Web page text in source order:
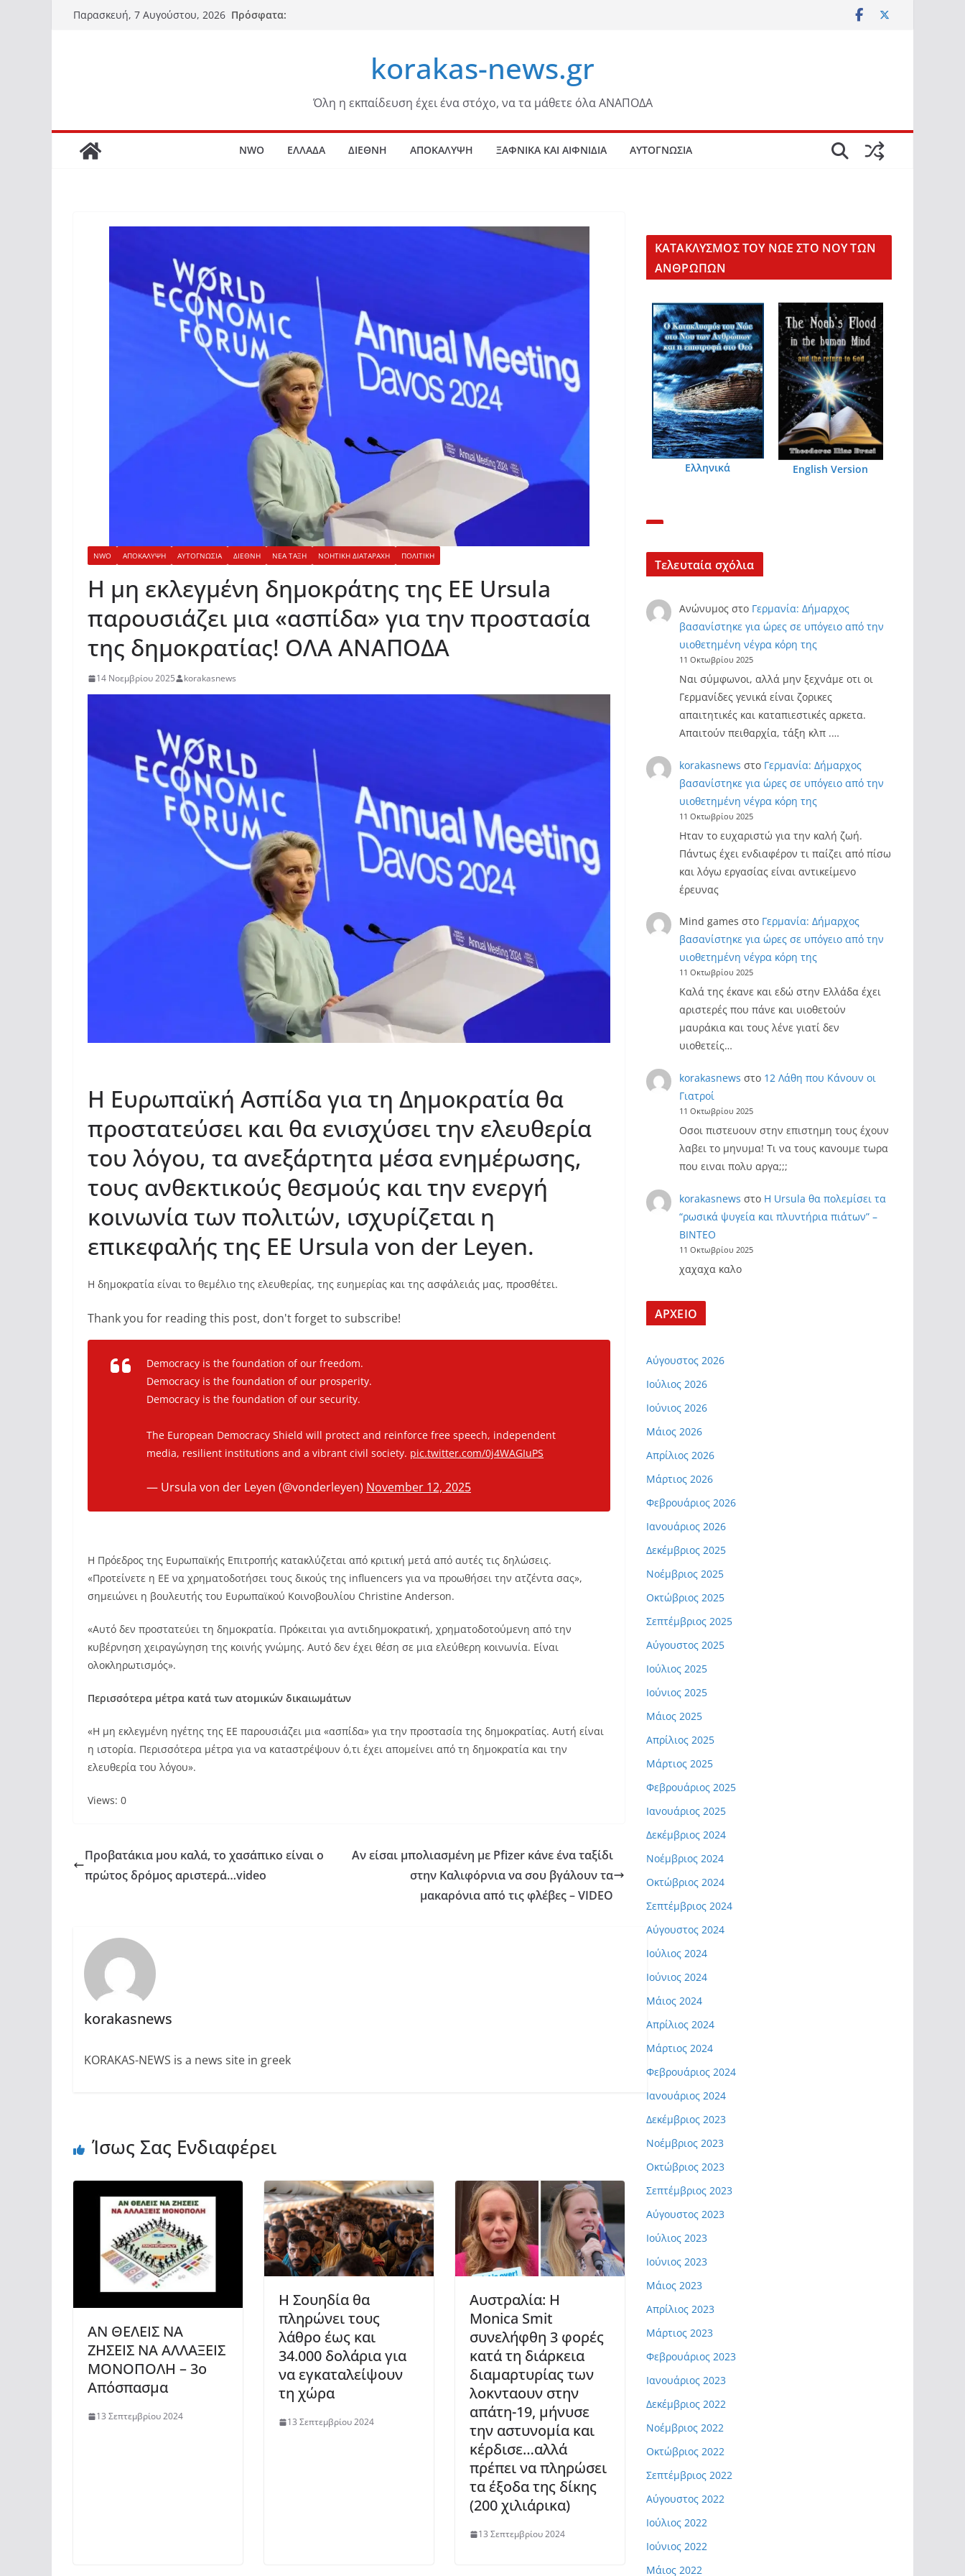
Μετάβαση
Παρασκευή, 7 Αυγούστου, 2026 Πρόσφατα:
korakas-news.gr
Όλη η εκπαίδευση έχει ένα στόχο, να τα μάθετε όλα ΑΝΑΠΟΔΑ
NWO ΕΛΛΑΔΑ ΔΙΕΘΝΗ ΑΠΟΚΑΛΥΨΗ ΞΑΦΝΙΚΑ ΚΑΙ ΑΙΦΝΙΔΙΑ ΑΥΤΟΓΝΩΣΙΑ
NWO ΑΠΟΚΑΛΥΨΗ ΑΥΤΟΓΝΩΣΙΑ ΔΙΕΘΝΗ ΝΕΑ ΤΑΞΗ ΝΟΗΤΙΚΗ ΔΙΑΤΑΡΑΧΗ ΠΟΛΙΤΙΚΗ
Η μη εκλεγμένη δημοκράτης της ΕΕ Ursula
παρουσιάζει μια «ασπίδα» για την προστασία
της δημοκρατίας! ΟΛΑ ΑΝΑΠΟΔΑ
14 Νοεμβρίου 2025 korakasnews
Η Ευρωπαϊκή Ασπίδα για τη Δημοκρατία θα
προστατεύσει και θα ενισχύσει την ελευθερία
του λόγου, τα ανεξάρτητα μέσα ενημέρωσης,
τους ανθεκτικούς θεσμούς και την ενεργή
κοινωνία των πολιτών, ισχυρίζεται η
επικεφαλής της ΕΕ Ursula von der Leyen.
Η δημοκρατία είναι το θεμέλιο της ελευθερίας, της ευημερίας και της ασφάλειάς μας, προσθέτει.
Thank you for reading this post, don't forget to subscribe!
Democracy is the foundation of our freedom.
Democracy is the foundation of our prosperity.
Democracy is the foundation of our security.
The European Democracy Shield will protect and reinforce free speech, independent
media, resilient institutions and a vibrant civil society. pic.twitter.com/0j4WAGIuPS
— Ursula von der Leyen (@vonderleyen) November 12, 2025
Η Πρόεδρος της Ευρωπαϊκής Επιτροπής κατακλύζεται από κριτική μετά από αυτές τις δηλώσεις.
«Προτείνετε η ΕΕ να χρηματοδοτήσει τους δικούς της influencers για να προωθήσει την ατζέντα σας»,
σημειώνει η βουλευτής του Ευρωπαϊκού Κοινοβουλίου Christine Anderson.
«Αυτό δεν προστατεύει τη δημοκρατία. Πρόκειται για αντιδημοκρατική, χρηματοδοτούμενη από την
κυβέρνηση χειραγώγηση της κοινής γνώμης. Αυτό δεν έχει θέση σε μια ελεύθερη κοινωνία. Είναι
ολοκληρωτισμός».
Περισσότερα μέτρα κατά των ατομικών δικαιωμάτων
«Η μη εκλεγμένη ηγέτης της ΕΕ παρουσιάζει μια «ασπίδα» για την προστασία της δημοκρατίας. Αυτή είναι
η ιστορία. Περισσότερα μέτρα για να καταστρέψουν ό,τι έχει απομείνει από τη δημοκρατία και την
ελευθερία του λόγου».
Views: 0
Προβατάκια μου καλά, το χασάπικο είναι ο
πρώτος δρόμος αριστερά…video
Αν είσαι μπολιασμένη με Pfizer κάνε ένα ταξίδι
στην Καλιφόρνια να σου βγάλουν τα
μακαρόνια από τις φλέβες – VIDEO
korakasnews
KORAKAS-NEWS is a news site in greek
Ίσως Σας Ενδιαφέρει
ΑΝ ΘΕΛΕΙΣ ΝΑ
ΖΗΣΕΙΣ ΝΑ ΑΛΛΑΞΕΙΣ
ΜΟΝΟΠΟΛΗ – 3ο
Απόσπασμα
13 Σεπτεμβρίου 2024
Η Σουηδία θα
πληρώνει τους
λάθρο έως και
34.000 δολάρια για
να εγκαταλείψουν
τη χώρα
13 Σεπτεμβρίου 2024
Αυστραλία: Η
Monica Smit
συνελήφθη 3 φορές
κατά τη διάρκεια
διαμαρτυρίας των
λοκνταουν στην
απάτη-19, μήνυσε
την αστυνομία και
κέρδισε…αλλά
πρέπει να πληρώσει
τα έξοδα της δίκης
(200 χιλιάρικα)
13 Σεπτεμβρίου 2024
KΑΤΑΚΛΥΣΜΟΣ ΤΟΥ ΝΩΕ ΣΤΟ ΝΟΥ ΤΩΝ
ΑΝΘΡΩΠΩΝ
Ελληνικά English Version
Τελευταία σχόλια
Ανώνυμοςστο Γερμανία: Δήμαρχος
βασανίστηκε για ώρες σε υπόγειο από την
υιοθετημένη νέγρα κόρη της
11 Οκτωβρίου 2025
Ναι σύμφωνοι, αλλά μην ξεχνάμε οτι οι
Γερμανίδες γενικά είναι ζορικες
απαιτητικές και καταπιεστικές αρκετα.
Απαιτούν πειθαρχία, τάξη κλπ .…
korakasnews στο Γερμανία: Δήμαρχος
βασανίστηκε για ώρες σε υπόγειο από την
υιοθετημένη νέγρα κόρη της
11 Οκτωβρίου 2025
Ηταν το ευχαριστώ για την καλή ζωή.
Πάντως έχει ενδιαφέρον τι παίζει από πίσω
και λόγω εργασίας είναι αντικείμενο
έρευνας
Mind games στο Γερμανία: Δήμαρχος
βασανίστηκε για ώρες σε υπόγειο από την
υιοθετημένη νέγρα κόρη της
11 Οκτωβρίου 2025
Καλά της έκανε και εδώ στην Ελλάδα έχει
αριστερές που πάνε και υιοθετούν
μαυράκια και τους λένε γιατί δεν
υιοθετείς…
korakasnews στο 12 Λάθη που Κάνουν οι
Γιατροί
11 Οκτωβρίου 2025
Οσοι πιστευουν στην επιστημη τους έχουν
λαβει το μηνυμα! Τι να τους κανουμε τωρα
που ειναι πολυ αργα;;;
korakasnews στο Η Ursula θα πολεμίσει τα
“ρωσικά ψυγεία και πλυντήρια πιάτων” –
ΒΙΝΤΕΟ
11 Οκτωβρίου 2025
χαχαχα καλο
ΑΡΧΕΙΟ
Αύγουστος 2026
Ιούλιος 2026
Ιούνιος 2026
Μάιος 2026
Απρίλιος 2026
Μάρτιος 2026
Φεβρουάριος 2026
Ιανουάριος 2026
Δεκέμβριος 2025
Νοέμβριος 2025
Οκτώβριος 2025
Σεπτέμβριος 2025
Αύγουστος 2025
Ιούλιος 2025
Ιούνιος 2025
Μάιος 2025
Απρίλιος 2025
Μάρτιος 2025
Φεβρουάριος 2025
Ιανουάριος 2025
Δεκέμβριος 2024
Νοέμβριος 2024
Οκτώβριος 2024
Σεπτέμβριος 2024
Αύγουστος 2024
Ιούλιος 2024
Ιούνιος 2024
Μάιος 2024
Απρίλιος 2024
Μάρτιος 2024
Φεβρουάριος 2024
Ιανουάριος 2024
Δεκέμβριος 2023
Νοέμβριος 2023
Οκτώβριος 2023
Σεπτέμβριος 2023
Αύγουστος 2023
Ιούλιος 2023
Ιούνιος 2023
Μάιος 2023
Απρίλιος 2023
Μάρτιος 2023
Φεβρουάριος 2023
Ιανουάριος 2023
Δεκέμβριος 2022
Νοέμβριος 2022
Οκτώβριος 2022
Σεπτέμβριος 2022
Αύγουστος 2022
Ιούλιος 2022
Ιούνιος 2022
Μάιος 2022